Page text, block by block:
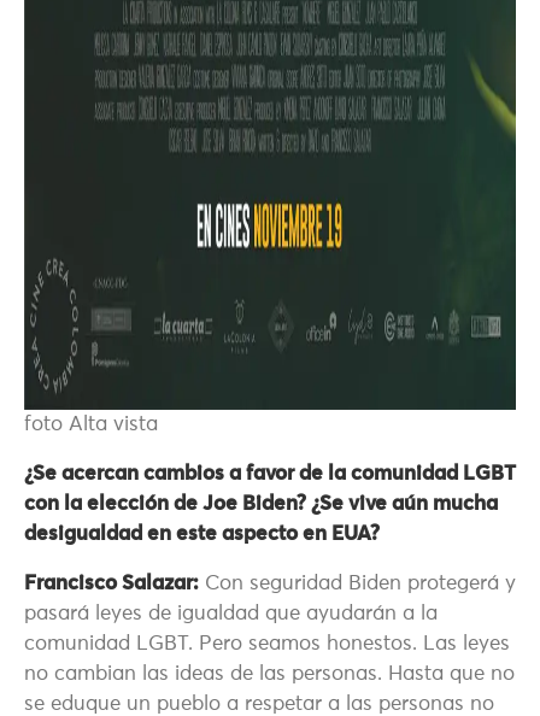
foto Alta vista
¿Se acercan cambios a favor de la comunidad LGBT
con la elección de Joe Biden? ¿Se vive aún mucha
desigualdad en este aspecto en EUA?
Francisco Salazar: Con seguridad Biden protegerá y
pasará leyes de igualdad que ayudarán a la
comunidad LGBT. Pero seamos honestos. Las leyes
no cambian las ideas de las personas. Hasta que no
se eduque un pueblo a respetar a las personas no